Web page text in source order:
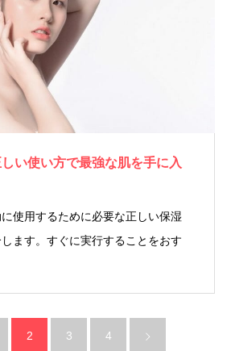
い使い方で最強な肌を手に入
使用するために必要な正しい保湿
ます。すぐに実行することをおす
2 3 4